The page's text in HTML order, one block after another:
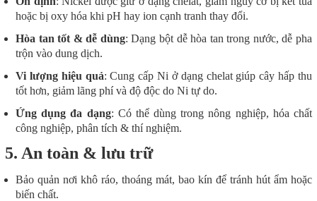
hoặc bị oxy hóa khi pH hay ion cạnh tranh thay đổi.
Hòa tan tốt & dễ dùng: Dạng bột dễ hòa tan trong nước, dễ pha
trộn vào dung dịch.
Vi lượng hiệu quả: Cung cấp Ni ở dạng chelat giúp cây hấp thu
tốt hơn, giảm lãng phí và độ độc do Ni tự do.
Ứng dụng đa dạng: Có thể dùng trong nông nghiệp, hóa chất
công nghiệp, phân tích & thí nghiệm.
5. An toàn & lưu trữ
Bảo quản nơi khô ráo, thoáng mát, bao kín để tránh hút ẩm hoặc
biến chất.